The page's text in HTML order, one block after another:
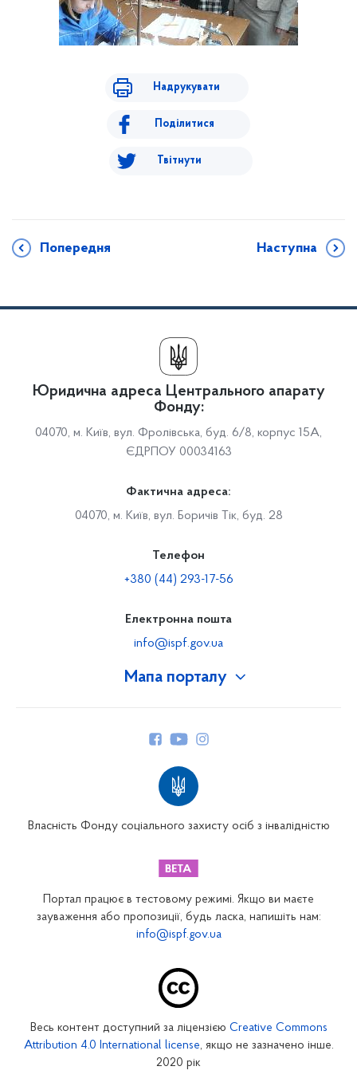
Надрукувати
Поділитися
Твітнути
Попередня Наступна
Мапа порталу
Закарпатське відділення
Запорізьке відділення
Кіровоградське відділення
Юридична адреса Центрального апарату
Фонду:
04070, м. Київ, вул. Фролівська, буд. 6/8, корпус 15А,
ЄДРПОУ 00034163
Фактична адреса:
04070, м. Київ, вул. Боричів Тік, буд. 28
Телефон
+380 (44) 293-17-56
Електронна пошта
info@ispf.gov.ua
Власність Фонду соціального захисту осіб з інвалідністю
Портал працює в тестовому режимі. Якщо ви маєте
зауваження або пропозиції, будь ласка, напишіть нам:
info@ispf.gov.ua
Весь контент доступний за ліцензією Creative Commons
Attribution 4.0 International license, якщо не зазначено інше.
2020 рік